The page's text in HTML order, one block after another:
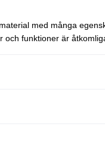
med många
och funktioner är